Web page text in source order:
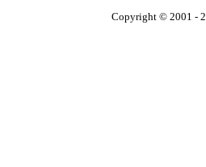
Copyright © 2001 -